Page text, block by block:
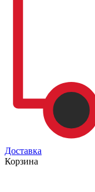
Доставка
Корзина